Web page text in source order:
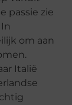
passie zie
om aan
Italië